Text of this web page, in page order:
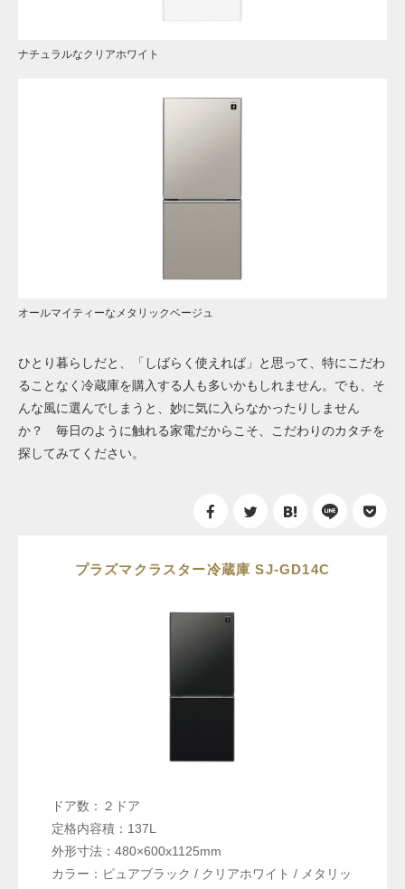
ナチュラルなクリアホワイト
オールマイティーなメタリックベージュ
ひとり暮らしだと、「しばらく使えれば」と思って、特にこだわ
ることなく冷蔵庫を購入する人も多いかもしれません。でも、そ
んな風に選んでしまうと、妙に気に入らなかったりしません
か？ 毎日のように触れる家電だからこそ、こだわりのカタチを
探してみてください。
プラズマクラスター冷蔵庫 SJ-GD14C
ドア数：２ドア
定格内容積：137L
外形寸法：480×600x1125mm
カラー：ピュアブラック / クリアホワイト / メタリッ